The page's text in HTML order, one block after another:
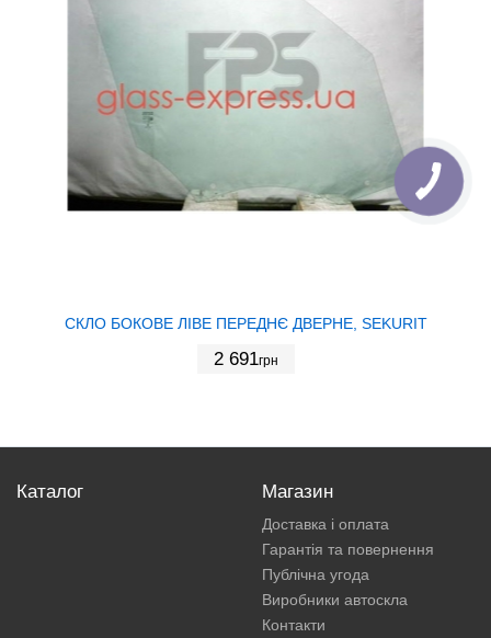
СКЛО БОКОВЕ ЛІВЕ ПЕРЕДНЄ ДВЕРНЕ, SEKURIT
2 691грн
Каталог Магазин
Доставка і оплата
Гарантія та повернення
Публічна угода
Виробники автоскла
Контакти